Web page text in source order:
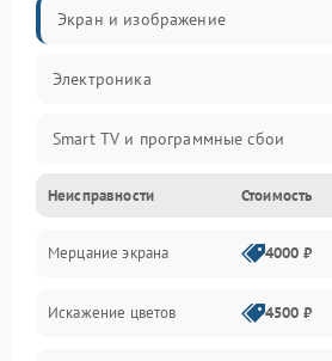
Экран и изображение
Электроника
Smart TV и программные сбои
Питание и запуск
Подсветка и LED-модули
Звук и аудиосистема
Неисправности Стоимость
Мерцание экрана 4000 ₽
Искажение цветов 4500 ₽